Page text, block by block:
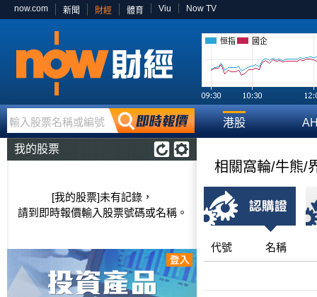
now.com 新聞 財經 體育 Viu Now TV
恒指 國企
輸入股票名稱或編號 港股
我的股票
[我的股票]未有記錄，
請到即時報價輸入股票號碼或名稱。
相關窩輪/牛熊/
代號 名稱